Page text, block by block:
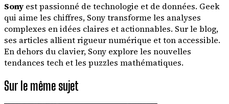
Sony est passionné de technologie et de données. Geek
qui aime les chiffres, Sony transforme les analyses
complexes en idées claires et actionnables. Sur le blog,
ses articles allient rigueur numérique et ton accessible.
En dehors du clavier, Sony explore les nouvelles
tendances tech et les puzzles mathématiques.
Sur le même sujet